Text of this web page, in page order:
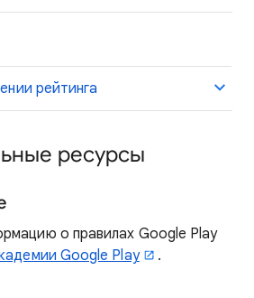
рейтинга
ресурсы
о правилах Google Play
Google Play .